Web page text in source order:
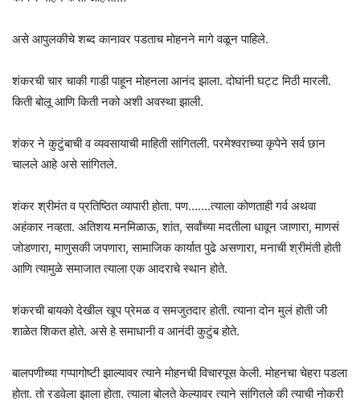
असे आपुलकीचे शब्द कानावर पडताच मोहनने मागे वळून पाहिले.
शंकरची चार चाकी गाडी पाहून मोहनला आनंद झाला. दोघांनी घट्ट मिठी मारली.
किती बोलू आणि किती नको अशी अवस्था झाली.
शंकर ने कुटुंबाची व व्यवसायाची माहिती सांगितली. परमेश्वराच्या कृपेने सर्व छान
चालले आहे असे सांगितले.
शंकर श्रीमंत व प्रतिष्ठित व्यापारी होता. पण…….त्याला कोणताही गर्व अथवा
अहंकार नव्हता. अतिशय मनमिळाऊ, शांत, सर्वांच्या मदतीला धावून जाणारा, माणसं
जोडणारा, माणुसकी जपणारा, सामाजिक कार्यात पुढे असणारा, मनाची श्रीमंती होती
आणि त्यामुळे समाजात त्याला एक आदराचे स्थान होते.
शंकरची बायको देखील खूप प्रेमळ व समजुतदार होती. त्याना दोन मुलं होती जी
शाळेत शिकत होते. असे हे समाधानी व आनंदी कुटुंब होते.
बालपणीच्या गप्पागोष्टी झाल्यावर त्याने मोहनची विचारपूस केली. मोहनचा चेहरा पडला
होता. तो रडवेला झाला होता. त्याला बोलते केल्यावर त्याने सांगितले की त्याची नोकरी